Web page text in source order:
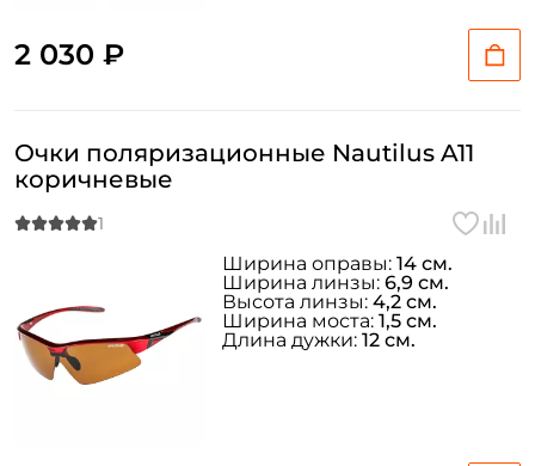
2 030 ₽
Очки поляризационные Nautilus A11
коричневые
Ширина оправы: 14 см.
Ширина линзы: 6,9 см.
Высота линзы: 4,2 см.
Ширина моста: 1,5 см.
Длина дужки: 12 см.
Повторите пароль: *
Заполняя данную форму вы соглашаетесь на обработку
персональных данных
Создать аккаунт